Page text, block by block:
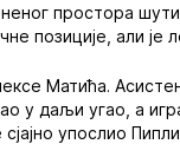
простора
позиције, али је
Матића.
у даљи угао, а
упослио